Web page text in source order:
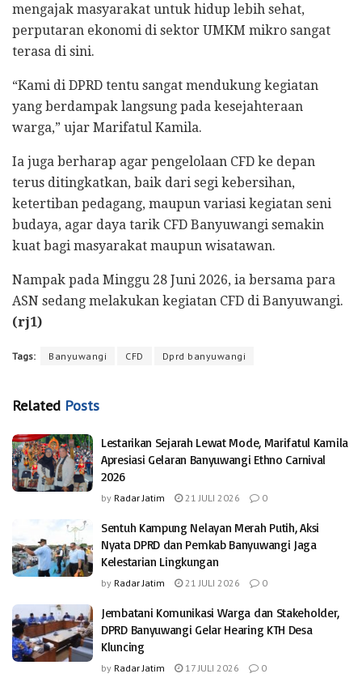
mengajak masyarakat untuk hidup lebih sehat,
perputaran ekonomi di sektor UMKM mikro sangat
terasa di sini.
“Kami di DPRD tentu sangat mendukung kegiatan
yang berdampak langsung pada kesejahteraan
warga,” ujar Marifatul Kamila.
Ia juga berharap agar pengelolaan CFD ke depan
terus ditingkatkan, baik dari segi kebersihan,
ketertiban pedagang, maupun variasi kegiatan seni
budaya, agar daya tarik CFD Banyuwangi semakin
kuat bagi masyarakat maupun wisatawan.
Nampak pada Minggu 28 Juni 2026, ia bersama para
ASN sedang melakukan kegiatan CFD di Banyuwangi.
(rj1)
Tags: Banyuwangi CFD Dprd banyuwangi
Related Posts
Lestarikan Sejarah Lewat Mode, Marifatul Kamila
Apresiasi Gelaran Banyuwangi Ethno Carnival
2026
by Radar Jatim 21 JULI 2026 0
Sentuh Kampung Nelayan Merah Putih, Aksi
Nyata DPRD dan Pemkab Banyuwangi Jaga
Kelestarian Lingkungan
by Radar Jatim 21 JULI 2026 0
Jembatani Komunikasi Warga dan Stakeholder,
DPRD Banyuwangi Gelar Hearing KTH Desa
Kluncing
by Radar Jatim 17 JULI 2026 0